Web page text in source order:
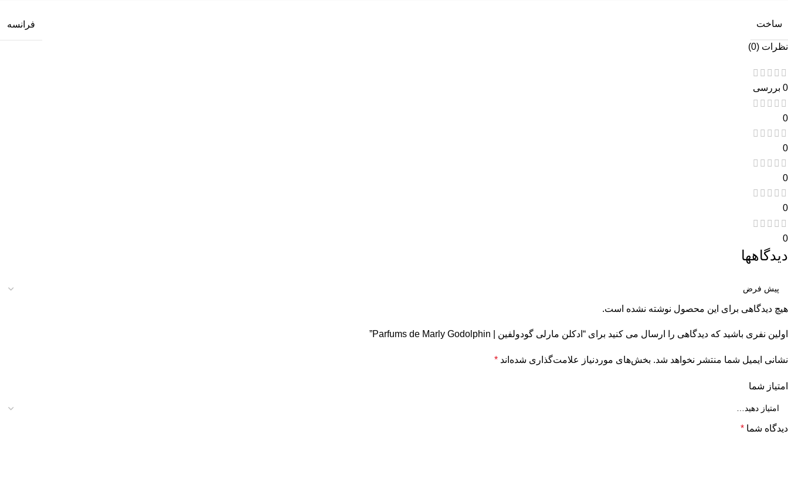
ساخت فرانسه
نظرات (0)
0 بررسی
0
0
0
0
0
دیدگاهها
هیچ دیدگاهی برای این محصول نوشته نشده است.
اولین نفری باشید که دیدگاهی را ارسال می کنید برای “ادکلن مارلی گودولفین | Parfums de Marly Godolphin”
نشانی ایمیل شما منتشر نخواهد شد. بخش‌های موردنیاز علامت‌گذاری شده‌اند *
امتیاز شما
دیدگاه شما *